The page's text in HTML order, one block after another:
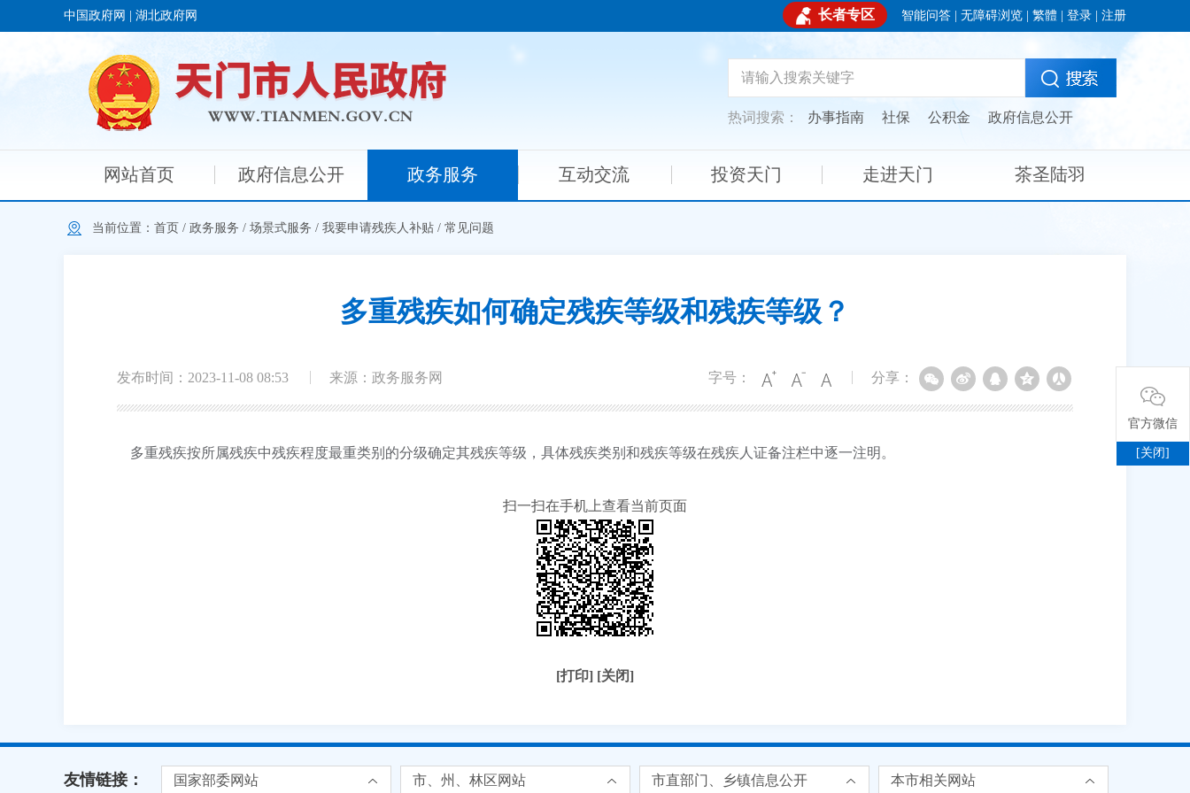
中国政府网 湖北政府网 长者专区 智能问答 无障碍浏览 繁體 登录 注册
热词搜索： 办事指南 社保 公积金 政府信息公开
网站首页 政府信息公开 政务服务 互动交流 投资天门 走进天门 茶圣陆羽
当前位置： 首页 / 政务服务 / 场景式服务 / 我要申请残疾人补贴 / 常见问题
多重残疾如何确定残疾等级和残疾等级？
发布时间：2023-11-08 08:53 来源：政务服务网 字号： 分享：
多重残疾按所属残疾中残疾程度最重类别的分级确定其残疾等级，具体残疾类别和残疾等级在残疾人证备注栏中逐一注明。
扫一扫在手机上查看当前页面
[打印] [关闭]
友情链接： 国家部委网站 市、州、林区网站 市直部门、乡镇信息公开 本市相关网站
官方微信
[关闭]